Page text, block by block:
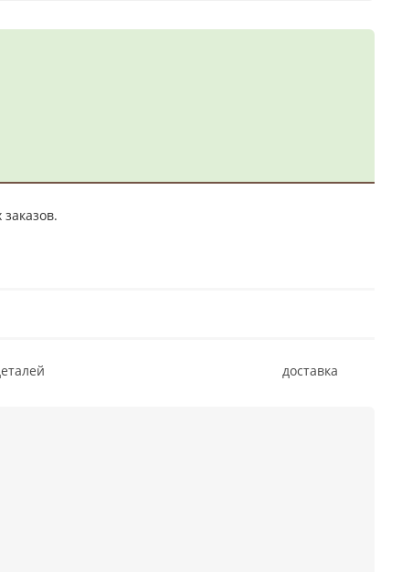
доставка